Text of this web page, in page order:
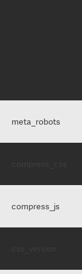
meta_robots
compress_js